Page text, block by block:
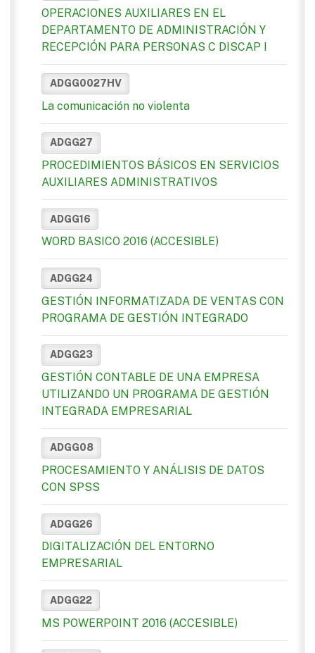
OPERACIONES AUXILIARES EN EL
DEPARTAMENTO DE ADMINISTRACIÓN Y
RECEPCIÓN PARA PERSONAS C DISCAP I
ADGG0027HV
La comunicación no violenta
ADGG27
PROCEDIMIENTOS BÁSICOS EN SERVICIOS
AUXILIARES ADMINISTRATIVOS
ADGG16
WORD BASICO 2016 (ACCESIBLE)
ADGG24
GESTIÓN INFORMATIZADA DE VENTAS CON
PROGRAMA DE GESTIÓN INTEGRADO
ADGG23
GESTIÓN CONTABLE DE UNA EMPRESA
UTILIZANDO UN PROGRAMA DE GESTIÓN
INTEGRADA EMPRESARIAL
ADGG08
PROCESAMIENTO Y ANÁLISIS DE DATOS
CON SPSS
ADGG26
DIGITALIZACIÓN DEL ENTORNO
EMPRESARIAL
ADGG22
MS POWERPOINT 2016 (ACCESIBLE)